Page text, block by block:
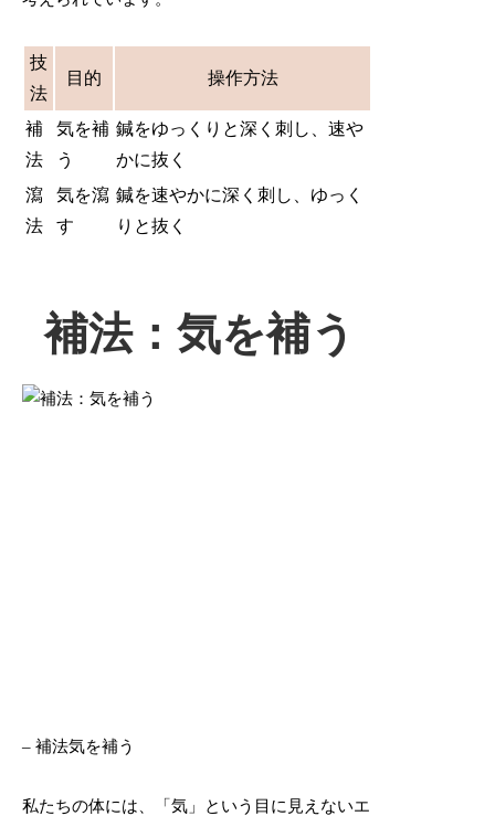
技
法
目的 操作方法
補
法
気を補
う
鍼をゆっくりと深く刺し、速や
かに抜く
瀉
法
気を瀉
す
鍼を速やかに深く刺し、ゆっく
りと抜く
補法：気を補う
– 補法気を補う
私たちの体には、「気」という目に見えないエ